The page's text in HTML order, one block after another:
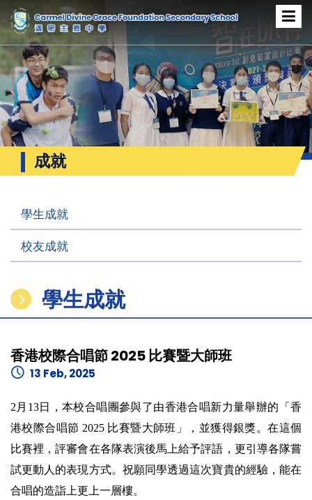
成就
學生成就
校友成就
學生成就
香港校際合唱節 2025 比賽暨大師班
13 Feb, 2025
2月13日，本校合唱團參與了由香港合唱新力量舉辦的「香
港校際合唱節 2025 比賽暨大師班」，並獲得銀獎。在這個
比賽裡，評審會在各隊表演後馬上給予評語，更引導各隊嘗
試更動人的表現方式。祝願同學透過這次寶貴的經驗，能在
合唱的造詣上更上一層樓。